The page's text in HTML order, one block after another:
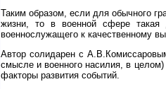
Таким образом, если для обычного
жизни, то в военной сфере такая
военнослужащего к качественному
Автор солидарен с
смысле и военного насилия, в
факторы развития событий.